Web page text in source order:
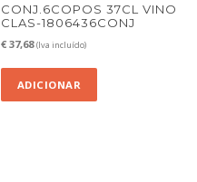
CONJ.6COPOS 37CL VINO
CLAS-1806436CONJ
€ 37,68 (Iva incluído)
ADICIONAR